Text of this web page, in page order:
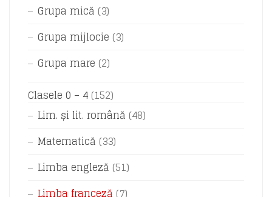
Grupa mică (3)
Grupa mijlocie (3)
Grupa mare (2)
Clasele 0 – 4 (152)
Lim. și lit. română (48)
Matematică (33)
Limba engleză (51)
Limba franceză (7)